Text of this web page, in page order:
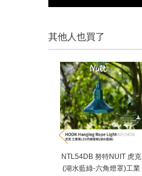
其他人也買了
NTL54DB 努特NUIT 虎克
(湖水藍綠-六角燈罩)工業
prev